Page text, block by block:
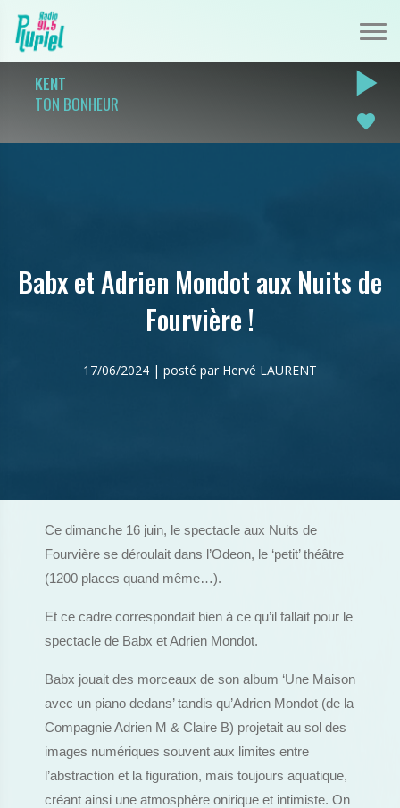
KENT
TON BONHEUR
play_arrow
favorite
Babx et Adrien Mondot aux Nuits de
Fourvière !
17/06/2024 | posté par Hervé LAURENT
Ce dimanche 16 juin, le spectacle aux Nuits de
Fourvière se déroulait dans l’Odeon, le ‘petit’ théâtre
(1200 places quand même…).
Et ce cadre correspondait bien à ce qu’il fallait pour le
spectacle de Babx et Adrien Mondot.
Babx jouait des morceaux de son album ‘Une Maison
avec un piano dedans’ tandis qu’Adrien Mondot (de la
Compagnie Adrien M & Claire B) projetait au sol des
images numériques souvent aux limites entre
l’abstraction et la figuration, mais toujours aquatique,
créant ainsi une atmosphère onirique et intimiste. On